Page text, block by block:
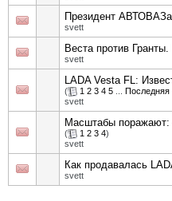
Президент
svett
Веста против
svett
LADA Vesta FL:
( 1 2 3 4 5 Последняя
svett
Масштабы поражают:
( 1 2 3 4)
svett
Как продавалась
svett